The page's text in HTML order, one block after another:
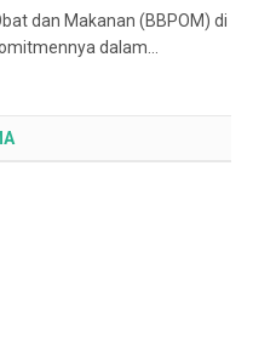
dan Makanan (BBPOM) di
dalam…